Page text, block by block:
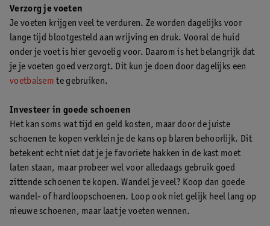
Verzorg je voeten
Je voeten krijgen veel te verduren. Ze worden dagelijks voor
lange tijd blootgesteld aan wrijving en druk. Vooral de huid
onder je voet is hier gevoelig voor. Daarom is het belangrijk dat
je je voeten goed verzorgt. Dit kun je doen door dagelijks een
voetbalsem te gebruiken.
Investeer in goede schoenen
Het kan soms wat tijd en geld kosten, maar door de juiste
schoenen te kopen verklein je de kans op blaren behoorlijk. Dit
betekent echt niet dat je je favoriete hakken in de kast moet
laten staan, maar probeer wel voor alledaags gebruik goed
zittende schoenen te kopen. Wandel je veel? Koop dan goede
wandel- of hardloopschoenen. Loop ook niet gelijk heel lang op
nieuwe schoenen, maar laat je voeten wennen.